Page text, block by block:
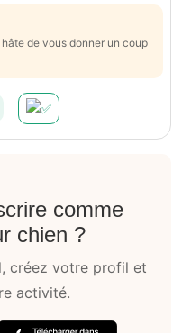
de vous donner un coup
comme
chien ?
créez votre profil et
activité.